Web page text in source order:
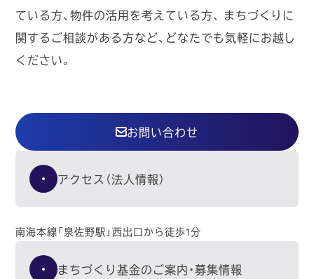
ている方、物件の活用を考えている方、 まちづくりに
関するご相談がある方など、どなたでも気軽にお越し
ください。
お問い合わせ
アクセス（法人情報）
南海本線「泉佐野駅」西出口から徒歩1分
まちづくり基金のご案内・募集情報